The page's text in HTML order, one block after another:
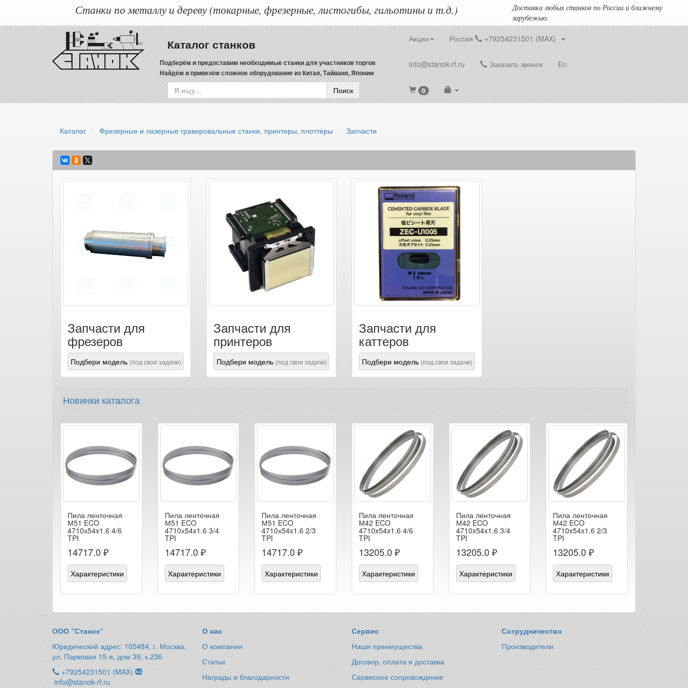
Станки по металлу и дереву (токарные, фрезерные, листогибы, гильотины и т.д.)
Доставка любых станков по России и ближнему
зарубежью.
Каталог станков
Подберём и предоставим необходимые станки для участников торгов
Найдём и привезём сложное оборудование из Китая, Тайваня, Японии
Поиск
Акции Россия +79254231501 (MAX)
info@stanok-rf.ru Заказать звонок En
0
Каталог Фрезерные и лазерные гравировальные станки, принтеры, плоттеры Запчасти
Запчасти для
фрезеров
Подбери модель (под свои задачи)
Запчасти для
принтеров
Подбери модель (под свои задачи)
Запчасти для
каттеров
Подбери модель (под свои задачи)
Новинки каталога
Пила ленточная
М51 ECO
4710х54x1.6 4/6
TPI
14717.0 ₽
Характеристики
Пила ленточная
М51 ECO
4710х54x1.6 3/4
TPI
14717.0 ₽
Характеристики
Пила ленточная
М51 ECO
4710х54x1.6 2/3
TPI
14717.0 ₽
Характеристики
Пила ленточная
М42 ECO
4710x54x1.6 4/6
TPI
13205.0 ₽
Характеристики
Пила ленточная
М42 ECO
4710x54x1.6 3/4
TPI
13205.0 ₽
Характеристики
Пила ленточная
М42 ECO
4710x54x1.6 2/3
TPI
13205.0 ₽
Характеристики
ООО “Станок“
Юридический адрес: 105484, г. Москва,
ул. Парковая 15-я, дом 39, к.236
+79254231501 (MAX)
info@stanok-rf.ru
О нас
О компании
Статьи
Награды и благодарности
Сервис
Наши преимущества
Договор, оплата и доставка
Сервисное сопровождение
Сотрудничество
Производители